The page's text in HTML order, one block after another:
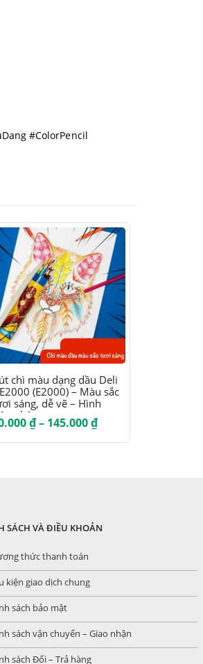
#ColorPencil
chọn có thể được chọn trên trang sản phẩm
chì màu dạng dầu Deli
(E2000) – Màu sắc
sáng, dễ vẽ – Hình
nhân
₫– 145.000₫Khoảng
từ
SÁCH VÀ ĐIỀU KHOẢN
thức thanh toán
kiện giao dịch chung
sách bảo mật
sách vận chuyển – Giao nhận
sách Đổi – Trả hàng